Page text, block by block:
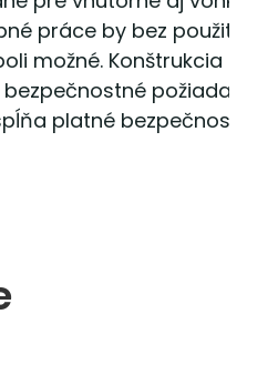
práce by bez použitia
možné. Konštrukcia
požiadavky
platné bezpečnostné